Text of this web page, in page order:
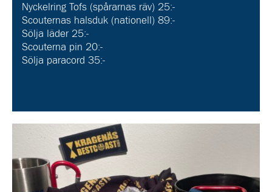
Nyckelring Tofs (spårarnas räv) 25:-
Scouternas halsduk (nationell) 89:-
Sölja läder 25:-
Scouterna pin 20:-
Sölja paracord 35:-